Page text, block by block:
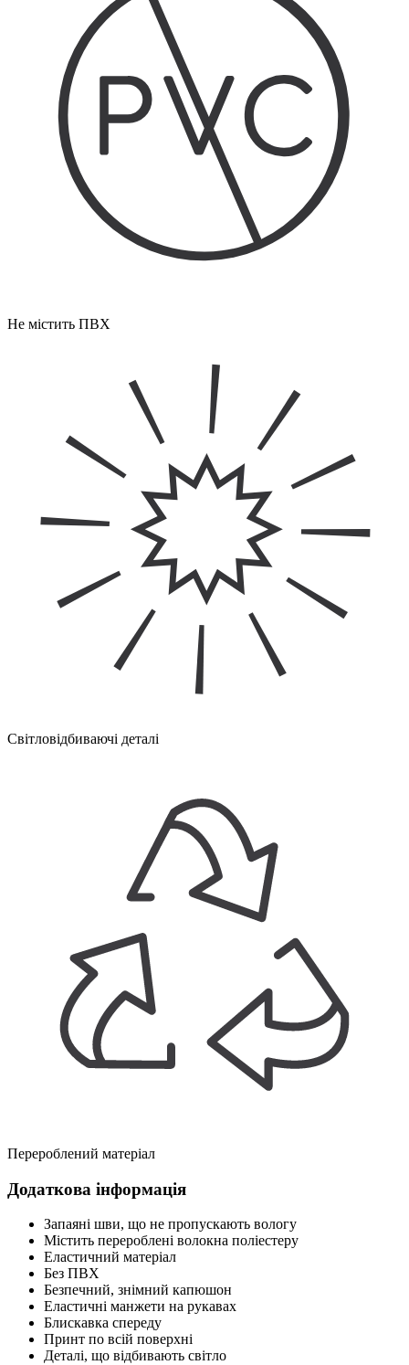
Не містить ПВХ
Світловідбиваючі деталі
Перероблений матеріал
Додаткова інформація
Запаяні шви, що не пропускають вологу
Містить перероблені волокна поліестеру
Еластичний матеріал
Без ПВХ
Безпечний, знімний капюшон
Еластичні манжети на рукавах
Блискавка спереду
Принт по всій поверхні
Деталі, що відбивають світло